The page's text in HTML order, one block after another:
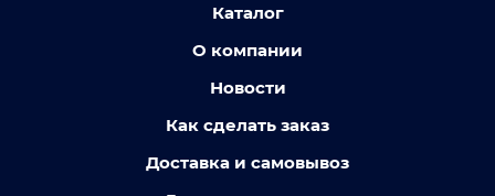
Каталог
О компании
Новости
Как сделать заказ
Доставка и самовывоз